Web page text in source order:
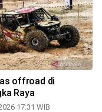
offroad di
Raya
17:31 WIB